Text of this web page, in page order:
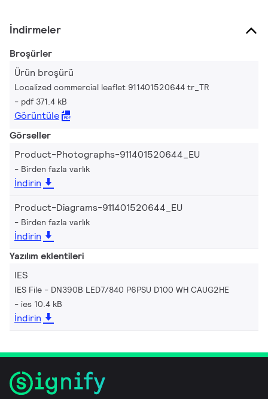
İndirmeler
Broşürler
Ürün broşürü
Localized commercial leaflet 911401520644 tr_TR
pdf 371.4 kB
Görüntüle
Görseller
Product-Photographs-911401520644_EU
Birden fazla varlık
İndirin
Product-Diagrams-911401520644_EU
Birden fazla varlık
İndirin
Yazılım eklentileri
IES
IES File - DN390B LED7/840 P6PSU D100 WH CAUG2HE
ies 10.4 kB
İndirin